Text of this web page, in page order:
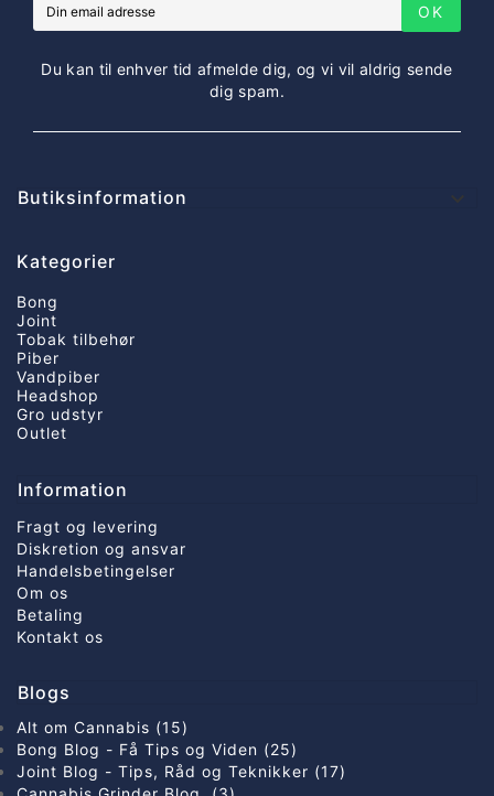
OK
Du kan til enhver tid afmelde dig, og vi vil aldrig sende
dig spam.
Butiksinformation
Kategorier
Bong
Joint
Tobak tilbehør
Piber
Vandpiber
Headshop
Gro udstyr
Outlet
Information
Fragt og levering
Diskretion og ansvar
Handelsbetingelser
Om os
Betaling
Kontakt os
Blogs
Alt om Cannabis (15)
Bong Blog - Få Tips og Viden (25)
Joint Blog - Tips, Råd og Teknikker (17)